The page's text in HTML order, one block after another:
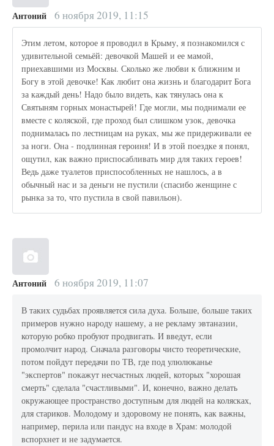
Антоний 6 ноября 2019, 11:15
Этим летом, которое я проводил в Крыму, я познакомился с
удивительной семьёй: девочкой Машей и ее мамой,
приехавшими из Москвы. Сколько же любви к ближним и
Богу в этой девочке! Как любит она жизнь и благодарит Бога
за каждый день! Надо было видеть, как тянулась она к
Святыням горных монастырей! Где могли, мы поднимали ее
вместе с коляской, где проход был слишком узок, девочка
поднималась по лестницам на руках, мы же придерживали ее
за ноги. Она - подлинная героиня! И в этой поездке я понял,
ощутил, как важно приспосабливать мир для таких героев!
Ведь даже туалетов приспособленных не нашлось, а в
обычный нас и за деньги не пустили (спасибо женщине с
рынка за то, что пустила в свой павильон).
Антоний 6 ноября 2019, 11:07
В таких судьбах проявляется сила духа. Больше, больше таких
примеров нужно народу нашему, а не рекламу эвтаназии,
которую робко пробуют продвигать. И введут, если
промолчит народ. Сначала разговоры чисто теоретические,
потом пойдут передачи по ТВ, где под улюлюканье
"экспертов" покажут несчастных людей, которых "хорошая
смерть" сделала "счастливыми". И, конечно, важно делать
окружающее пространство доступным для людей на колясках,
для стариков. Молодому и здоровому не понять, как важны,
например, перила или пандус на входе в Храм: молодой
вспорхнет и не задумается.